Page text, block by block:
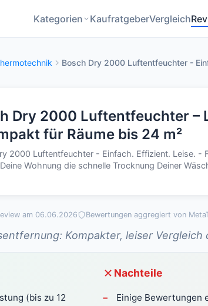
Kategorien KaufratgeberVergleich
Bosch Dry 2000 Luftentfeuchter -
Dry 2000 Luftentfeuchter –
für Räume bis 24 m²
2000 Luftentfeuchter - Einfach. Effizient. Leise. -
Wohnung die schnelle Trocknung Deiner
am 06.06.2026 Bewertungen aggregiert von
Kompakter, leiser Vergleich
(bis zu 12
Nachteile
Einige Bewertungen